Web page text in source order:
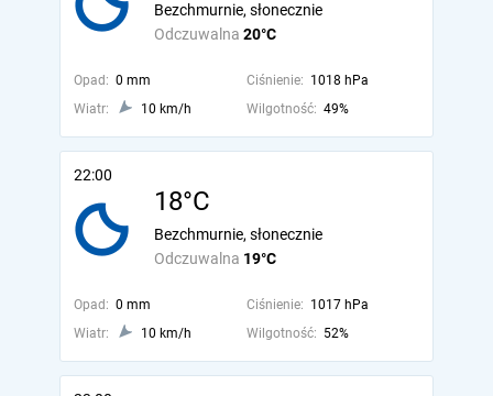
Odczuwalna 20°C
Bezchmurnie, słonecznie
Opad: 0 mm Ciśnienie: 1018 hPa
Wiatr:
10 km/h Wilgotność: 49%
22:00
18°C
Odczuwalna 19°C
Bezchmurnie, słonecznie
Opad: 0 mm Ciśnienie: 1017 hPa
Wiatr:
10 km/h Wilgotność: 52%